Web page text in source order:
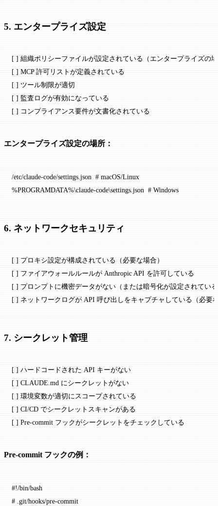
5. エンタープライズ設定
[ ] 組織ポリシーファイルが設定されている（エンタープライズの
[ ] MCP 許可リストが定義されている
[ ] ツール制限が適切
[ ] 監査ログが有効になっている
[ ] コンプライアンス要件が文書化されている
エンタープライズ設定の場所：
/etc/claude-code/settings.json  # macOS/Linux
%PROGRAMDATA%\claude-code\settings.json  # Windows
6. ネットワークセキュリティ
[ ] プロキシ設定が構成されている（必要な場合）
[ ] ファイアウォールルールが Anthropic API を許可している
[ ] プロンプトに機密データがない（または暗号化が設定されてい
[ ] ネットワークログが API 呼び出しをキャプチャしている（必要
7. シークレット管理
[ ] ハードコードされた API キーがない
[ ] CLAUDE.md にシークレットがない
[ ] 環境変数が適切にスコープされている
[ ] CI/CD でシークレットスキャンがある
[ ] Pre-commit フックがシークレットをチェックしている
Pre-commit フックの例：
#!/bin/bash
# .git/hooks/pre-commit